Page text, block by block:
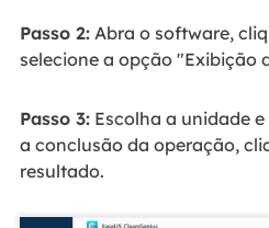
Passo 2:Abra o software,
selecione a opção "Exibição
Passo 3:Escolha a unidade e
a conclusão da operação,
resultado.